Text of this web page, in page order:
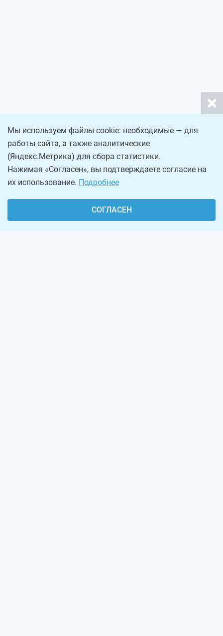
Мы используем файлы cookie: необходимые — для
работы сайта, а также аналитические
(Яндекс.Метрика) для сбора статистики.
Нажимая «Согласен», вы подтверждаете согласие на
их использование. Подробнее
СОГЛАСЕН